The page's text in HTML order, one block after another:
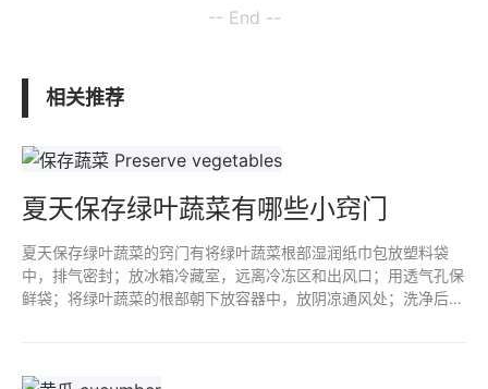
-- End --
相关推荐
夏天保存绿叶蔬菜有哪些小窍门
夏天保存绿叶蔬菜的窍门有将绿叶蔬菜根部湿润纸巾包放塑料袋
中，排气密封；放冰箱冷藏室，远离冷冻区和出风口；用透气孔保
鲜袋；将绿叶蔬菜的根部朝下放容器中，放阴凉通风处；洗净后厨